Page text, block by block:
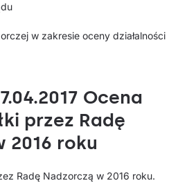
w zakresie oceny działalności
Ocena
przez Radę
2016 roku
Radę Nadzorczą w 2016 roku.